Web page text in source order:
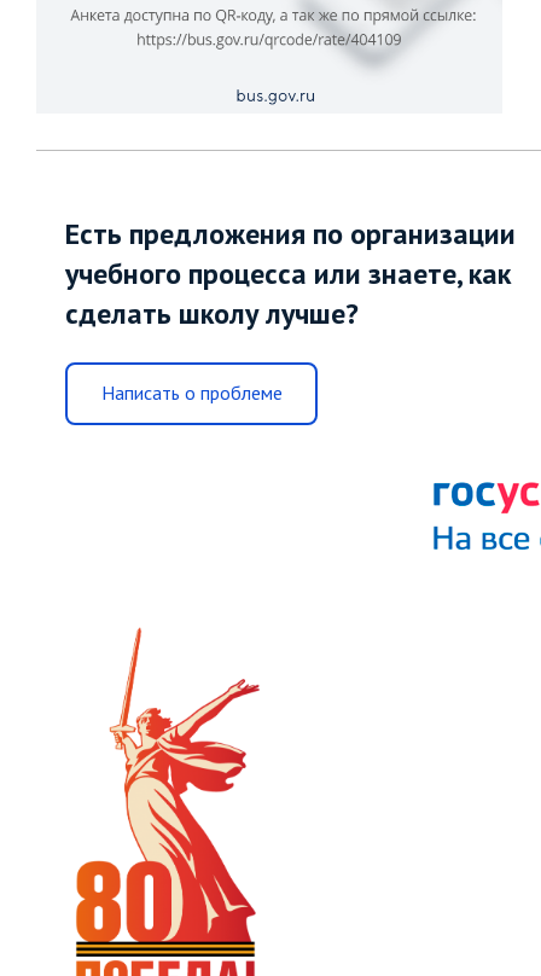
Есть предложения по организации
учебного процесса или знаете, как
сделать школу лучше?
Написать о проблеме